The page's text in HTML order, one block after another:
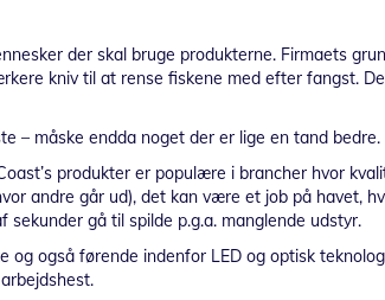
der skal bruge produkterne. Firmaets
kniv til at rense fiskene med efter fangst.
– måske endda noget der er lige en tand bedre.
produkter er populære i brancher hvor
andre går ud), det kan være et job på havet,
gå til spilde p.g.a. manglende udstyr.
også førende indenfor LED og optisk